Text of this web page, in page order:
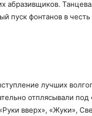
абразивщиков.
пуск фонтанов в
лучших
отплясывали под
вверх», «Жуки»,